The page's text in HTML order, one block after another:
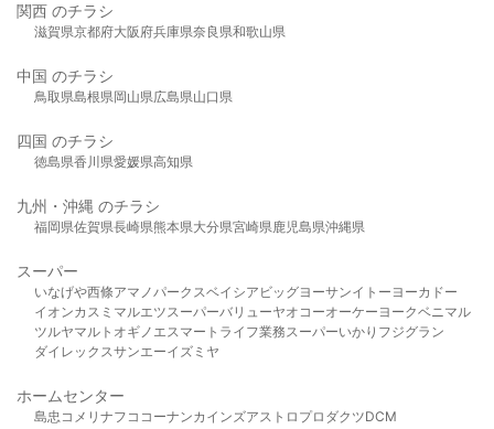
関西 のチラシ
滋賀県京都府大阪府兵庫県奈良県和歌山県
中国 のチラシ
鳥取県島根県岡山県広島県山口県
四国 のチラシ
徳島県香川県愛媛県高知県
九州・沖縄 のチラシ
福岡県佐賀県長崎県熊本県大分県宮崎県鹿児島県沖縄県
スーパー
いなげや西條アマノパークスベイシア ビッグヨーサンイトーヨーカドー
イオンカスミ マルエツスーパーバリューヤオコーオーケー ヨークベニマル
ツルヤマルト オギノ エスマート ライフ業務スーパーいかり フジグラン
ダイレックスサンエーイズミヤ
ホームセンター
島忠 コメリ ナフコ コーナンカインズアストロプロダクツDCM